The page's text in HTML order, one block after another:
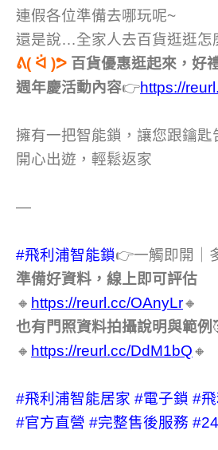
連假各位準備去哪玩呢~
還是說…全家人去百貨逛逛怎
ᕕ( ᐛ )ᕗ 百貨優惠逛起來，好
週年慶活動內容👉https://
擁有一把智能鎖，讓您跟鑰匙
開心出遊，輕鬆返家
—
#飛利浦智能鎖👉一觸即開｜
準備好資料，線上即可評估
🔸 https://reurl.cc/OAnyLr🔸
也有門照資料拍攝說明與範例
🔸 https://reurl.cc/DdM1bQ🔸
#飛利浦智能居家 #電子鎖 #
#官方直營 #完整售後服務